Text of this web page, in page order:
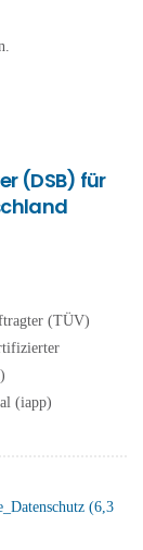
(DSB) für
(TÜV)
(iapp)
Datenschutz (6,3